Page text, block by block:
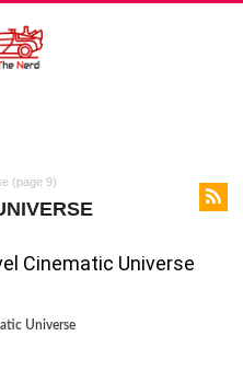
(page 9)
Cinematic Universe
Universe